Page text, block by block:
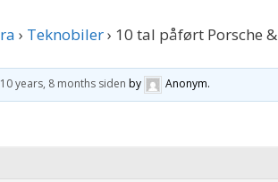
› Teknobiler› 10 tal påført Porsche &
10 years, 8 months siden by Anonym.